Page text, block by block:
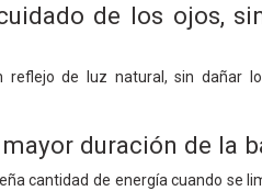
de los ojos,
de luz natural, sin dañar
duración de la
cantidad de energía cuando se